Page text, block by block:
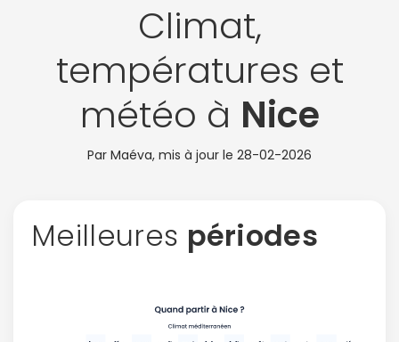
Climat,
températures et
météo à Nice
Par Maéva, mis à jour le 28-02-2026
Meilleures périodes